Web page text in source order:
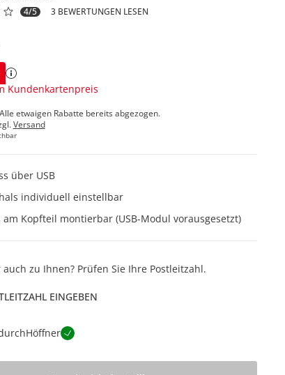
4/5
3 BEWERTUNGEN LESEN
Kundenkartenpreis
etwaigen Rabatte bereits abgezogen.
Versand
über USB
individuell einstellbar
am Kopfteil montierbar (USB-Modul vorausgesetzt)
zu Ihnen? Prüfen Sie Ihre Postleitzahl.
EINGEBEN
Höffner